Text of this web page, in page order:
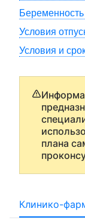
Условия
Условия и
плана
Клинико-